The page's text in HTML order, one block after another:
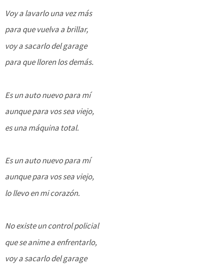
Voy a lavarlo una vez más
para que vuelva a brillar,
voy a sacarlo del garage
para que lloren los demás.
Es un auto nuevo para mí
aunque para vos sea viejo,
es una máquina total.
Es un auto nuevo para mí
aunque para vos sea viejo,
lo llevo en mi corazón.
No existe un control policial
que se anime a enfrentarlo,
voy a sacarlo del garage